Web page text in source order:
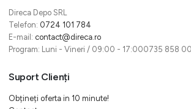
Direca Depo SRL
Telefon: 0724 101 784
E-mail: contact@direca.ro
Program: Luni - Vineri / 09:00 - 17:000735 858
Suport Clienți
Obțineți oferta in 10 minute!